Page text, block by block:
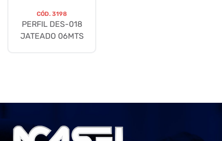
CÓD. 3198
PERFIL DES-018
JATEADO 06MTS